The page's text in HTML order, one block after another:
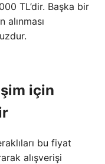
TL’dir. Başka bir
alınması
için
bu fiyat
alışverişi